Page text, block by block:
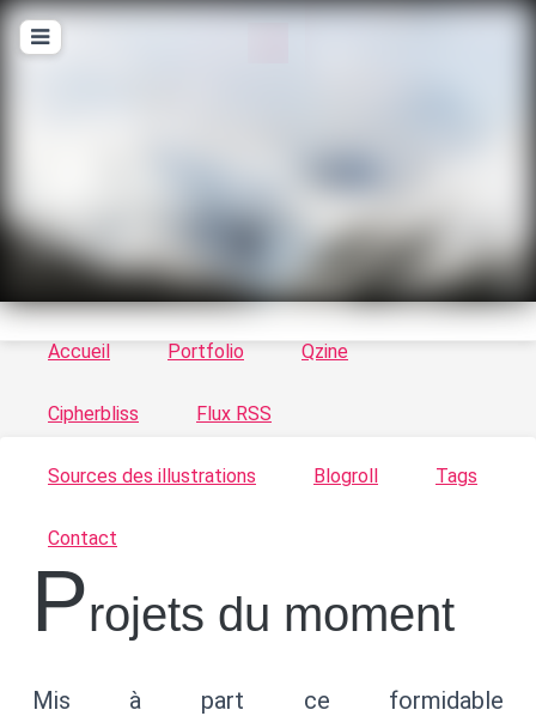
Le vortex à chats - Illustrations, trucs en tout
genre par Tykayn
Accueil Portfolio Qzine
Cipherbliss Flux RSS
Sources des illustrations Blogroll Tags
Contact
Projets du moment
Mis à part ce formidable